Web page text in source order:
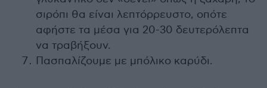
σιρόπι θα είναι λεπτόρρευστο, οπότε
αφήστε τα μέσα για 20-30 δευτερόλεπτα
να τραβήξουν.
Πασπαλίζουμε με μπόλικο καρύδι.